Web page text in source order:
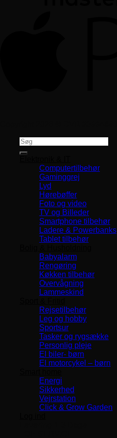
Søg
Computertilbehør
Gaminggrej
Lyd
Hørebøffer
Foto og video
TV og Billeder
Smartphone tilbehør
Ladere & Powerbanks
Tablet tilbehør
Babyalarm
Rengøring
Køkken tilbehør
Overvågning
Lammeskind
Rejsetilbehør
Leg og hobby
Sportsur
Tasker og rygsække
Personlig pleje
El biler- børn
El motorcykel – børn
Energi
Sikkerhed
Vejrstation
Click & Grow Garden